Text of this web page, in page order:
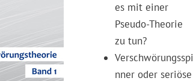
es mit einer
Pseudo-Theorie
zu tun?
Verschwörungsspi
nner oder seriöse